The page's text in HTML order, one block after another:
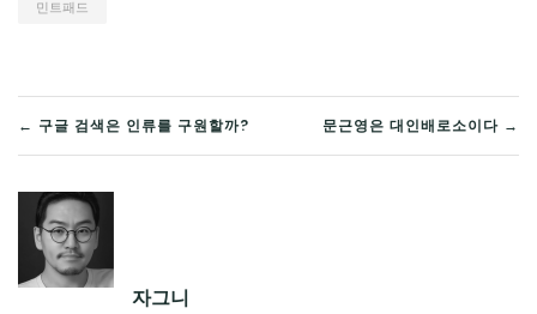
민트패드
글
탐
색
← 구글 검색은 인류를 구원할까? 문근영은 대인배로소이다 →
자그니